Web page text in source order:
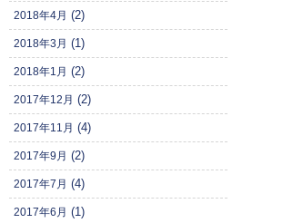
2018年4月 (2)
2018年3月 (1)
2018年1月 (2)
2017年12月 (2)
2017年11月 (4)
2017年9月 (2)
2017年7月 (4)
2017年6月 (1)